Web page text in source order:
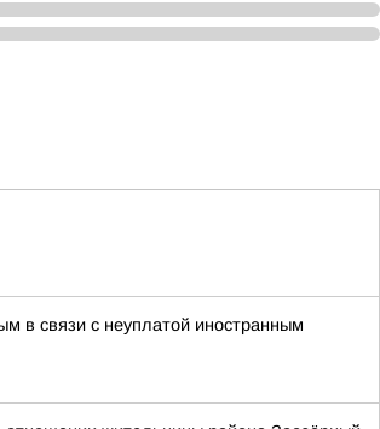
в связи с неуплатой иностранным